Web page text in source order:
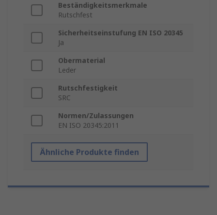
Beständigkeitsmerkmale
Rutschfest
Sicherheitseinstufung EN ISO 20345
Ja
Obermaterial
Leder
Rutschfestigkeit
SRC
Normen/Zulassungen
EN ISO 20345:2011
Ähnliche Produkte finden